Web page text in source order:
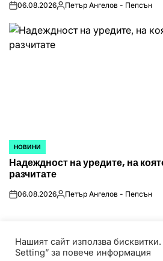
on06.08.2026PostedПетър Ангелов - Пепсън
POSTED
IN
НОВИНИ
Надеждност на уредите, на
разчитате
on06.08.2026PostedПетър Ангелов - Пепсън
© Всички права запазени!
Нашият сайт използва
Setting” за повече информация